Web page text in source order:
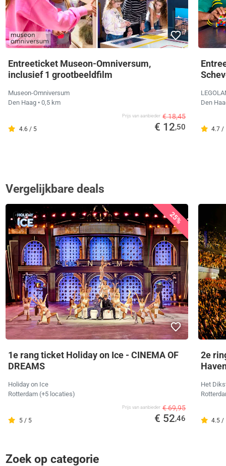
Entreeticket Museon-Omniversum,
inclusief 1 grootbeeldfilm
Museon-Omniversum
Den Haag • 0,5 km
4.6 / 5
Prijs van aanbieder € 18,45
€ 12,50
Den
4.7 /
Vergelijkbare deals
25%
1e rang ticket Holiday on Ice - CINEMA OF
DREAMS
Holiday on Ice
Rotterdam (+5 locaties)
5 / 5
Prijs van aanbieder € 69,95
€ 52,46
2e
Het
4.5 /
Zoek op categorie